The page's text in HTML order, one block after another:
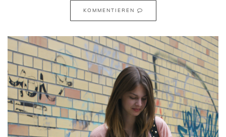
KOMMENTIEREN